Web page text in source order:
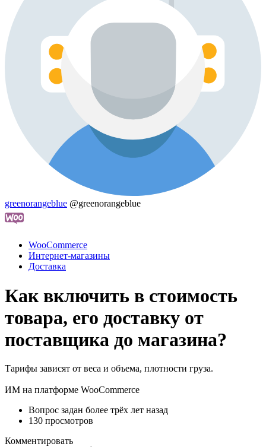
greenorangeblue @greenorangeblue
WooСommerce
Интернет-магазины
Доставка
Как включить в стоимость
товара, его доставку от
поставщика до магазина?
Тарифы зависят от веса и объема, плотности груза.
ИМ на платформе WooCommerce
Вопрос задан более трёх лет назад
130 просмотров
Комментировать